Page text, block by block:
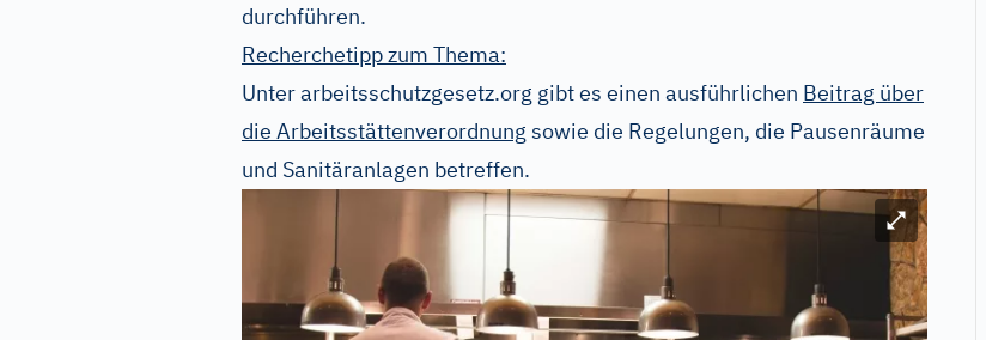
durchführen.
Recherchetipp zum Thema:
Unter arbeitsschutzgesetz.org gibt es einen ausführlichen Beitrag über
die Arbeitsstättenverordnung sowie die Regelungen, die Pausenräume
und Sanitäranlagen betreffen.
Bild